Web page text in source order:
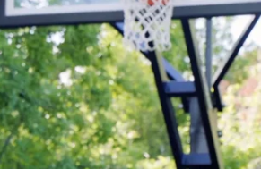
Română
Hrvatski
Slovenčina
Italiano
Slovenščina